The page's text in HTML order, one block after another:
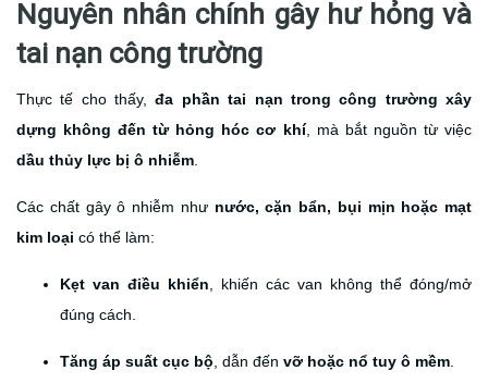
Nguyên nhân chính gây hư hỏng và
tai nạn công trường
Thực tế cho thấy,đa phần tai nạn trong công trường xây
dựng không đến từ hỏng hóc cơ khí, mà bắt nguồn từ việc
dầu thủy lực bị ô nhiễm
Các chất gây ô nhiễm như nước, cặn bẩn, bụi mịn hoặc mạt
kim loại có thể làm:
Kẹt van điều khiển , khiến các van không thể đóng/mở
đúng cách.
Tăng áp suất cục bộ , dẫn đến vỡ hoặc nổ tuy ô mềm